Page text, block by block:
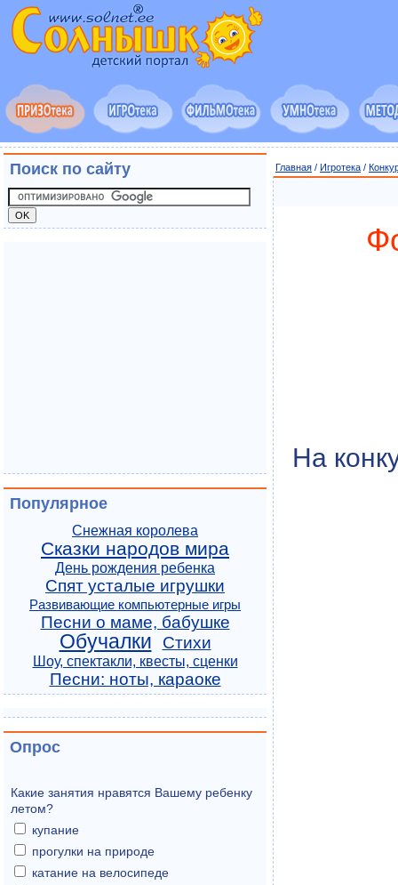
Главная / Игротека /
На
Поиск по сайту
Популярное
Снежная королева
Сказки народов мира
День рождения ребенка
Спят усталые игрушки
Развивающие компьютерные игры
Песни о маме, бабушке
Обучалки Стихи
Шоу, спектакли, квесты, сценки
Песни: ноты, караоке
Опрос
Какие занятия нравятся Вашему ребенку
летом?
купание
прогулки на природе
катание на велосипеде